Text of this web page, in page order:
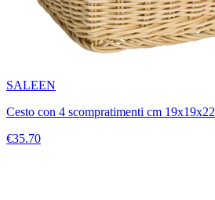
SALEEN
Cesto con 4 scompratimenti cm 19x19x22
€35.70